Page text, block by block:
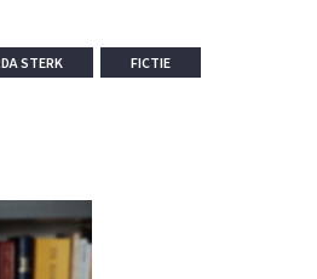
STERK FICTIE